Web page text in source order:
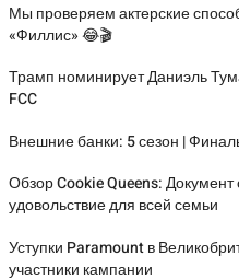
Мы проверяем актерские
«Филлис» 😂🎬
Трамп номинирует Даниэль
FCC
Внешние банки: 5 сезон |
Обзор Cookie Queens:
удовольствие для всей семьи
Уступки Paramount в
участники кампании